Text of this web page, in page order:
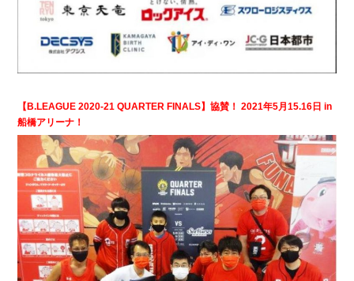
【B.LEAGUE 2020-21 QUARTER FINALS】協賛！ 2021年5月15.16日 in
船橋アリーナ！